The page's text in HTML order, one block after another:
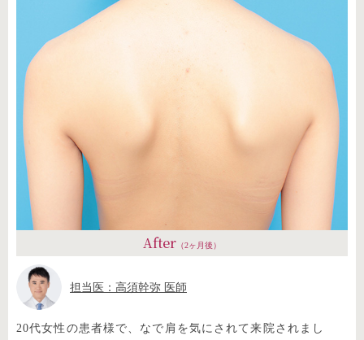
After （2ヶ月後）
担当医：高須幹弥 医師
20代女性の患者様で、なで肩を気にされて来院されまし